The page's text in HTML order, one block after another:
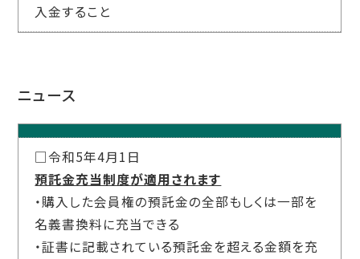
入金すること
ニュース
□令和5年4月1日
預託金充当制度が適用されます
・購入した会員権の預託金の全部もしくは一部を
名義書換料に充当できる
・証書に記載されている預託金を超える金額を充